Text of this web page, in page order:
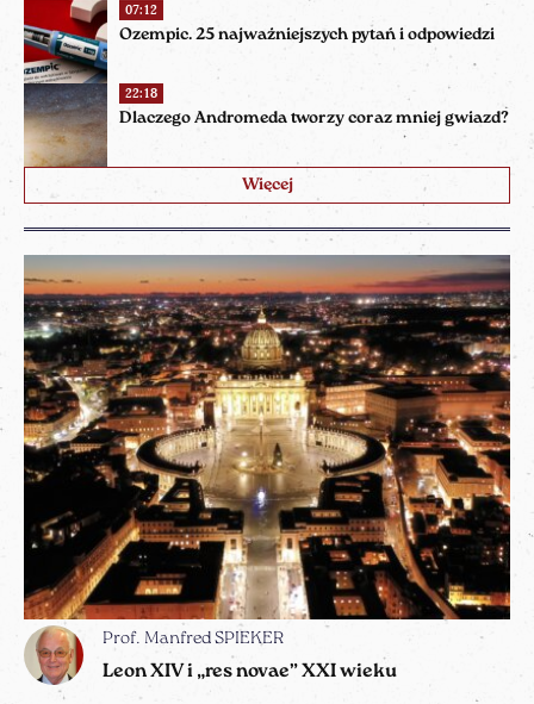
07:12
Ozempic. 25 najważniejszych pytań i odpowiedzi
22:18
Dlaczego Andromeda tworzy coraz mniej gwiazd?
Więcej
Prof. Manfred SPIEKER
Leon XIV i „res novae” XXI wieku